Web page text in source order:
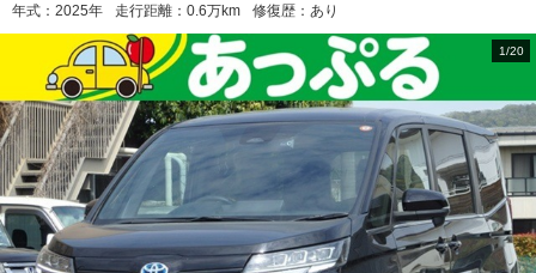
年式： 2025年 走行距離： 0.6万km 修復歴： あり
1/20